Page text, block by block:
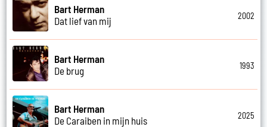
Bart Herman
Dat lief van mij
2002
Bart Herman
De brug
1993
Bart Herman
De Caraiben in mijn huis
2025